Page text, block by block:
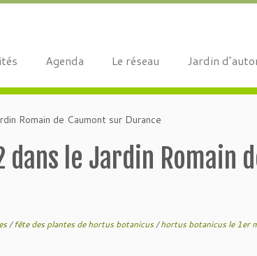
Agenda Le réseau Jardin
Romain de Caumont sur Durance
le Jardin Romain
/fête des plantes de hortus botanicus/hortus botanicus le 1er